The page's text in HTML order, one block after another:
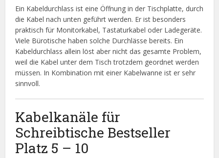
Ein Kabeldurchlass ist eine Öffnung in der Tischplatte, durch
die Kabel nach unten geführt werden. Er ist besonders
praktisch für Monitorkabel, Tastaturkabel oder Ladegeräte.
Viele Bürotische haben solche Durchlässe bereits. Ein
Kabeldurchlass allein löst aber nicht das gesamte Problem,
weil die Kabel unter dem Tisch trotzdem geordnet werden
müssen. In Kombination mit einer Kabelwanne ist er sehr
sinnvoll.
Kabelkanäle für
Schreibtische Bestseller
Platz 5 – 10